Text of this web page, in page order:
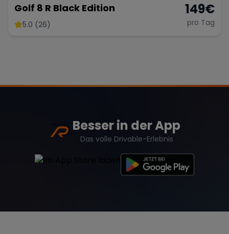
Golf 8 R Black Edition
5.0 (26)
149€
pro Tag
Besser in der App
Das volle Drivable-Erlebnis